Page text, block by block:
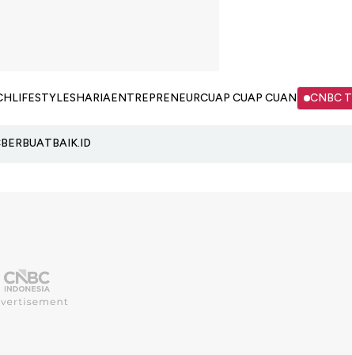
LIFESTYLESHARIAENTREPRENEURCUAP CUAP CUAN CNBC
BERBUATBAIK.ID